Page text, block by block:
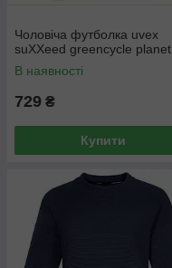
Чоловіча футболка uvex
suXXeed greencycle planet
В наявності
729 ₴
Купити